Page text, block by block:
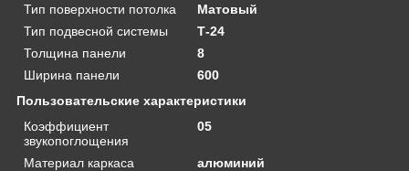
Тип поверхности потолка
Матовый
Тип подвесной системы
Т-24
Толщина панели
8
Ширина панели
600
Пользовательские характеристики
Коэффициент
звукопоглощения
05
Материал каркаса
алюминий